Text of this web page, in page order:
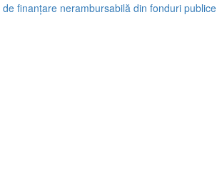
finanţare nerambursabilă din fonduri publice